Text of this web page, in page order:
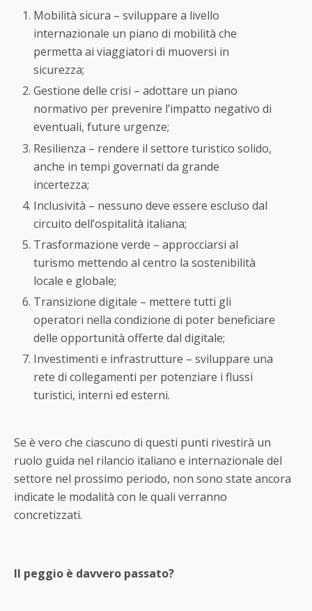
Mobilità sicura – sviluppare a livello
internazionale un piano di mobilità che
permetta ai viaggiatori di muoversi in
sicurezza;
Gestione delle crisi – adottare un piano
normativo per prevenire l’impatto negativo di
eventuali, future urgenze;
Resilienza – rendere il settore turistico solido,
anche in tempi governati da grande
incertezza;
Inclusività – nessuno deve essere escluso dal
circuito dell’ospitalità italiana;
Trasformazione verde – approcciarsi al
turismo mettendo al centro la sostenibilità
locale e globale;
Transizione digitale – mettere tutti gli
operatori nella condizione di poter beneficiare
delle opportunità offerte dal digitale;
Investimenti e infrastrutture – sviluppare una
rete di collegamenti per potenziare i flussi
turistici, interni ed esterni.
Se è vero che ciascuno di questi punti rivestirà un
ruolo guida nel rilancio italiano e internazionale del
settore nel prossimo periodo, non sono state ancora
indicate le modalità con le quali verranno
concretizzati.
Il peggio è davvero passato?